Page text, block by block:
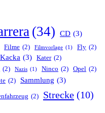
(34) CD (3)
Filme (2) Filmvorlage (1) Fly (2)
Kacka (3) Kater (2)
(2) Nazis (1) Ninco (2) Opel (2)
(2) Sammlung (3)
(2) Strecke (10)